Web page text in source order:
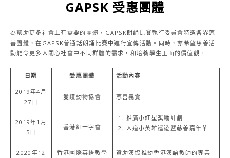
GAPSK 受惠團體
為幫助更多社會上有需要的團體，GAPSK朗誦比賽執行委員會特邀各界慈
善團體，在GAPSK普通話朗誦比賽中進行宣傳活動。同時，亦希望慈善活
動能令更多人關心社會中不同群體的需求，和培養學生正面的價值觀。
日期 受惠團體 活動內容
2019年4月
27日
愛護動物協會 慈善義賣
2019年1月
5日
香港紅十字會
推廣小紅星獎勵計劃
人道小英雄巡遊暨慈善嘉年華
2020年12
香港國際英語教學
資助漢協推動香港漢語教師的專業